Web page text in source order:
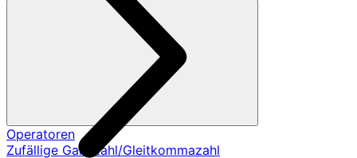
Operatoren
Zufällige Ganzzahl/Gleitkommazahl